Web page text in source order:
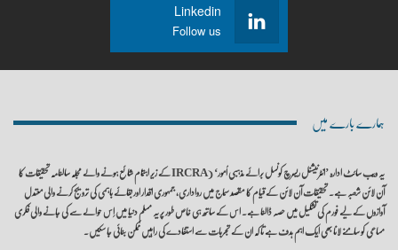
Linkedin
Follow us
ہمارے بارے میں
یہ ویب سائٹ ادارہ ’انٹرنیشنل ریسرچ کونسل برائے مذہبی اُمور‘ (IRCRA کے زیر اہتمام شائع ہونے والے مجلہ سالنامہ تحقیقات کا
آن لائن شعبہ ہے۔ تحقیقات آن لائن کے قیام کا مقصد سماج میں رواداری، جمہوری اقدار اور بقائے باہمی کی ترویج کرنے والی معتدل
آوازوں کے لیے فورم کی تشکیل میں حصہ ڈالنا ہے۔ اس کے ساتھ ہی خاص طور پر یہ مسلم دنیا میں اِس حوالے سے کی جانے والی فکری
مساعی کو سامنے لانا بھی ایک اہم ہدف ہے تا کہ ان کے تجربات سے استفادے کی راہیں ممکن بنائی جا سکیں۔